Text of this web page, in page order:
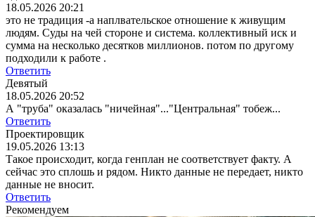
18.05.2026 20:21
это не традиция -а наплвательское отношение к живущим
людям. Суды на чей стороне и система. коллективный иск и
сумма на несколько десятков миллионов. потом по другому
подходили к работе .
Ответить
Девятый
18.05.2026 20:52
А "труба" оказалась "ничейная"..."Центральная" тобеж...
Ответить
Проектировщик
19.05.2026 13:13
Такое происходит, когда генплан не соответствует факту. А
сейчас это сплошь и рядом. Никто данные не передает, никто
данные не вносит.
Ответить
Рекомендуем